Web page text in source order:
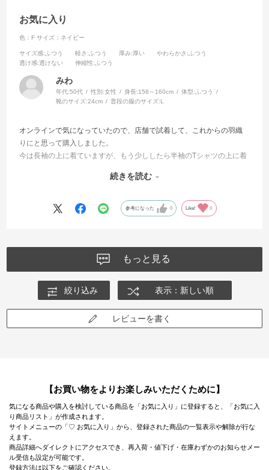
お気に入り
色：F サイズ：ネイビー
サイズ感:ふつう 軽さ :ふつう 厚み:厚い やわらかさ :ふつう
透け感:透けない 伸縮性:ふつう
みわ
年代:50代 性別:女性 身長:156～160cm 体型:ふつう
靴のサイズ:24cm 普段の服のサイズ: L
オンラインで気になっていたので、店舗で試着して、これからの羽織
りにと思って購入しました。
今は長袖の上に着ていますが、もう少ししたら半袖のTシャツの上に着
長さもちょうどよくて、何にでも合わせそうですが、パンツに合わせ
これから活躍しそうです。
続きを読む
参考になった 0 Like! 0
もっと見る
絞り込み 表示：新しい順
レビューを書く
【お買い物をよりお楽しみいただくために】
気になる商品や購入を検討している商品を「お気に入り」に登録すると、「お気に入
り商品リスト」が作成されます。
サイトメニューの「♡ お気に入り」から、登録された商品の一覧表示や解除が行な
えます。
商品詳細へダイレクトにアクセスでき、再入荷・値下げ・在庫わずかのお知らせメー
ル受信も設定が可能です。
登録方法は以下をご確認ください。